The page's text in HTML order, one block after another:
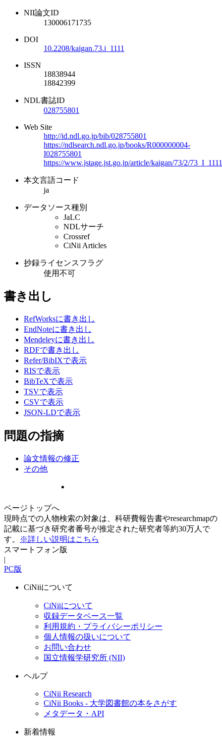
NII論文ID
130006171735
DOI
10.2208/kaigan.73.i_1111
ISSN
18838944
18842399
NDL書誌ID
028755801
Web Site
http://id.ndl.go.jp/bib/028755801
https://ndlsearch.ndl.go.jp/books/R000000004-
I028755801
https://www.jstage.jst.go.jp/article/kaigan/73/2/
本文言語コード
ja
データソース種別
JaLC
NDLサーチ
Crossref
CiNii Articles
抄録ライセンスフラグ
使用不可
書き出し
RefWorksに書き出し
EndNoteに書き出し
Mendeleyに書き出し
RDFで書き出し
Refer/BibIXで表示
RISで表示
BibTeXで表示
TSVで表示
CSVで表示
JSON-LDで表示
問題の指摘
論文情報の修正
その他
ページトップへ
現時点での人物検索の対象は、科研費報告書やresearchmapの
記載に基づき研究者番号が推定された研究者等約30万人で
す。
※詳しい説明はこちら
スマートフォン版
|
PC版
CiNiiについて
CiNiiについて
収録データベース一覧
利用規約・プライバシーポリシー
個人情報の扱いについて
お問い合わせ
国立情報学研究所 (NII)
ヘルプ
CiNii Research
CiNii Books - 大学図書館の本をさがす
メタデータ・API
新着情報